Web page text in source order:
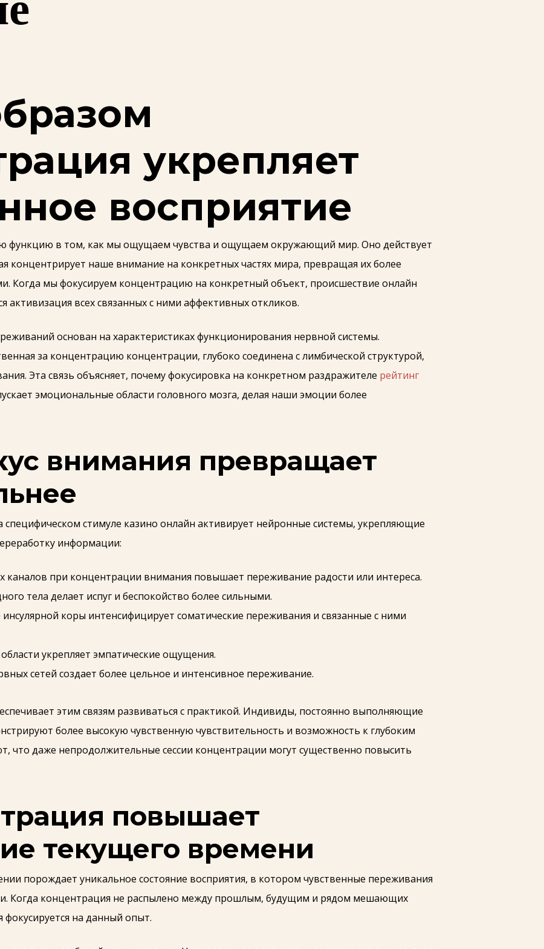
укрепляет
восприятие
функцию в том, как мы ощущаем чувства и ощущаем окружающий мир. Оно действует
концентрирует наше внимание на конкретных частях мира, превращая их более
Когда мы фокусируем концентрацию на конкретный объект, происшествие онлайн
активизация всех связанных с ними аффективных откликов.
основан на характеристиках функционирования нервной системы.
за концентрацию концентрации, глубоко соединена с лимбической структурой,
Эта связь объясняет, почему фокусировка на конкретном раздражителе рейтинг
эмоциональные области головного мозга, делая наши эмоции более
внимания превращает
стимуле казино онлайн активирует нейронные системы, укрепляющие
информации:
каналов при концентрации внимания повышает переживание радости или интереса.
тела делает испуг и беспокойство более сильными.
коры интенсифицирует соматические переживания и связанные с ними
укрепляет эмпатические ощущения.
сетей создает более цельное и интенсивное переживание.
этим связям развиваться с практикой. Индивиды, постоянно выполняющие
более высокую чувственную чувствительность и возможность к глубоким
что даже непродолжительные сессии концентрации могут существенно повысить
повышает
текущего времени
порождает уникальное состояние восприятия, в котором чувственные переживания
Когда концентрация не распылено между прошлым, будущим и рядом мешающих
фокусируется на данный опыт.